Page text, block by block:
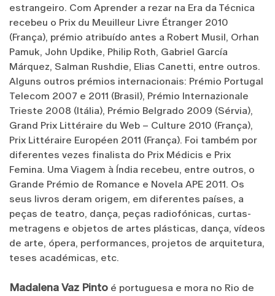
estrangeiro. Com Aprender a rezar na Era da Técnica
recebeu o Prix du Meuilleur Livre Étranger 2010
(França), prémio atribuído antes a Robert Musil, Orhan
Pamuk, John Updike, Philip Roth, Gabriel García
Márquez, Salman Rushdie, Elias Canetti, entre outros.
Alguns outros prémios internacionais: Prémio Portugal
Telecom 2007 e 2011 (Brasil), Prémio Internazionale
Trieste 2008 (Itália), Prémio Belgrado 2009 (Sérvia),
Grand Prix Littéraire du Web – Culture 2010 (França),
Prix Littéraire Européen 2011 (França). Foi também por
diferentes vezes finalista do Prix Médicis e Prix
Femina. Uma Viagem à Índia recebeu, entre outros, o
Grande Prémio de Romance e Novela APE 2011. Os
seus livros deram origem, em diferentes países, a
peças de teatro, dança, peças radiofónicas, curtas-
metragens e objetos de artes plásticas, dança, vídeos
de arte, ópera, performances, projetos de arquitetura,
teses académicas, etc.
Madalena Vaz Pinto é portuguesa e mora no Rio de